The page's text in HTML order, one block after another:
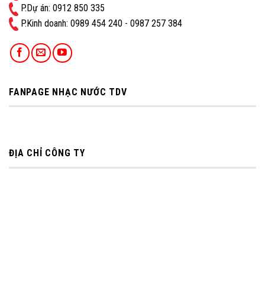
P.Dự án: 0912 850 335
P.Kinh doanh: ‭0989 454 240 - 0987 257 384
FANPAGE NHẠC NƯỚC TDV
ĐỊA CHỈ CÔNG TY